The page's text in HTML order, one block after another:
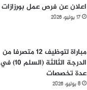
اعلان عن فرص عمل بورزازات
17 يوليو، 2026
مباراة لتوظيف 12 متصرفا من
الدرجة الثالثة (السلم 10) في
عدة تخصصات
8 يوليو، 2026